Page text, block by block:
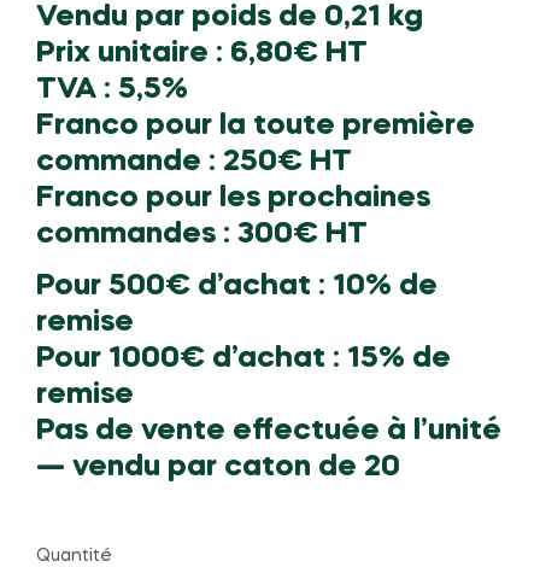
Vendu par poids de 0,21 kg
Prix unitaire : 6,80€ HT
TVA : 5,5%
Franco pour la toute première
commande : 250€ HT
Franco pour les prochaines
commandes : 300€ HT
Pour 500€ d’achat : 10% de
remise
Pour 1000€ d’achat : 15% de
remise
Pas de vente effectuée à l’unité
— vendu par caton de 20
Quantité